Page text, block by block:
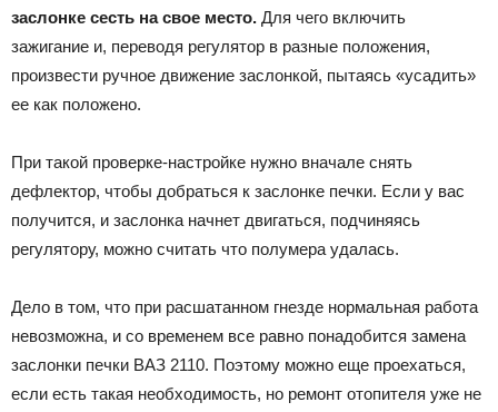
заслонке сесть на свое место. Для чего включить
зажигание и, переводя регулятор в разные положения,
произвести ручное движение заслонкой, пытаясь «усадить»
ее как положено.
При такой проверке-настройке нужно вначале снять
дефлектор, чтобы добраться к заслонке печки. Если у вас
получится, и заслонка начнет двигаться, подчиняясь
регулятору, можно считать что полумера удалась.
Дело в том, что при расшатанном гнезде нормальная работа
невозможна, и со временем все равно понадобится замена
заслонки печки ВАЗ 2110. Поэтому можно еще проехаться,
если есть такая необходимость, но ремонт отопителя уже не